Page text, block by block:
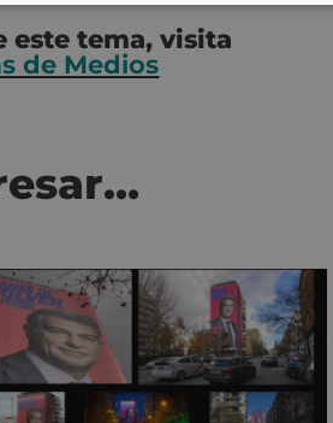
este tema, visita
de Medios